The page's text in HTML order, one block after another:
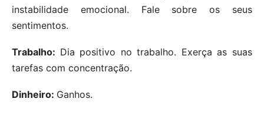
instabilidade emocional. Fale sobre os seus
sentimentos.
Trabalho: Dia positivo no trabalho. Exerça as suas
tarefas com concentração.
Dinheiro: Ganhos.